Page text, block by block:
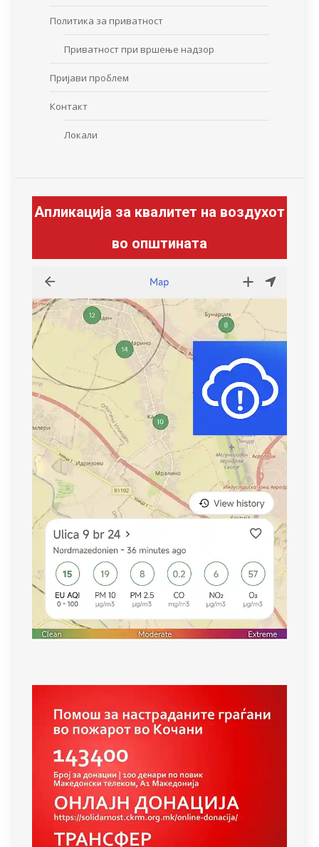
Политика за приватност
Приватност при вршење надзор
Пријави проблем
Контакт
Локали
Апликација за квалитет на воздухот
во општината